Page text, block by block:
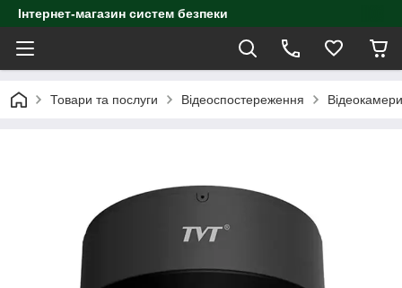
Інтернет-магазин систем безпеки
Товари та послуги Відеоспостереження